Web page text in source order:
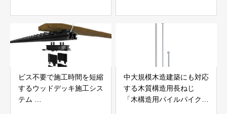
社サンパテック
ビス不要で施工時間を短縮
するウッドデッキ施工シス
テム
中大規模木造建築にも対応
する木質構造用長ねじ
「木構造用パイルパイクビ